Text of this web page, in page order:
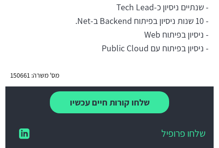
- שנתיים ניסיון כ-Tech Lead
- 10 שנות ניסיון בפיתוח Backend ב-Net.
- ניסיון בפיתוח Web
- ניסיון בפיתוח עם Public Cloud
מס' משרה: 150661
שלחו קורות חיים עכשיו
שלחו פרופיל